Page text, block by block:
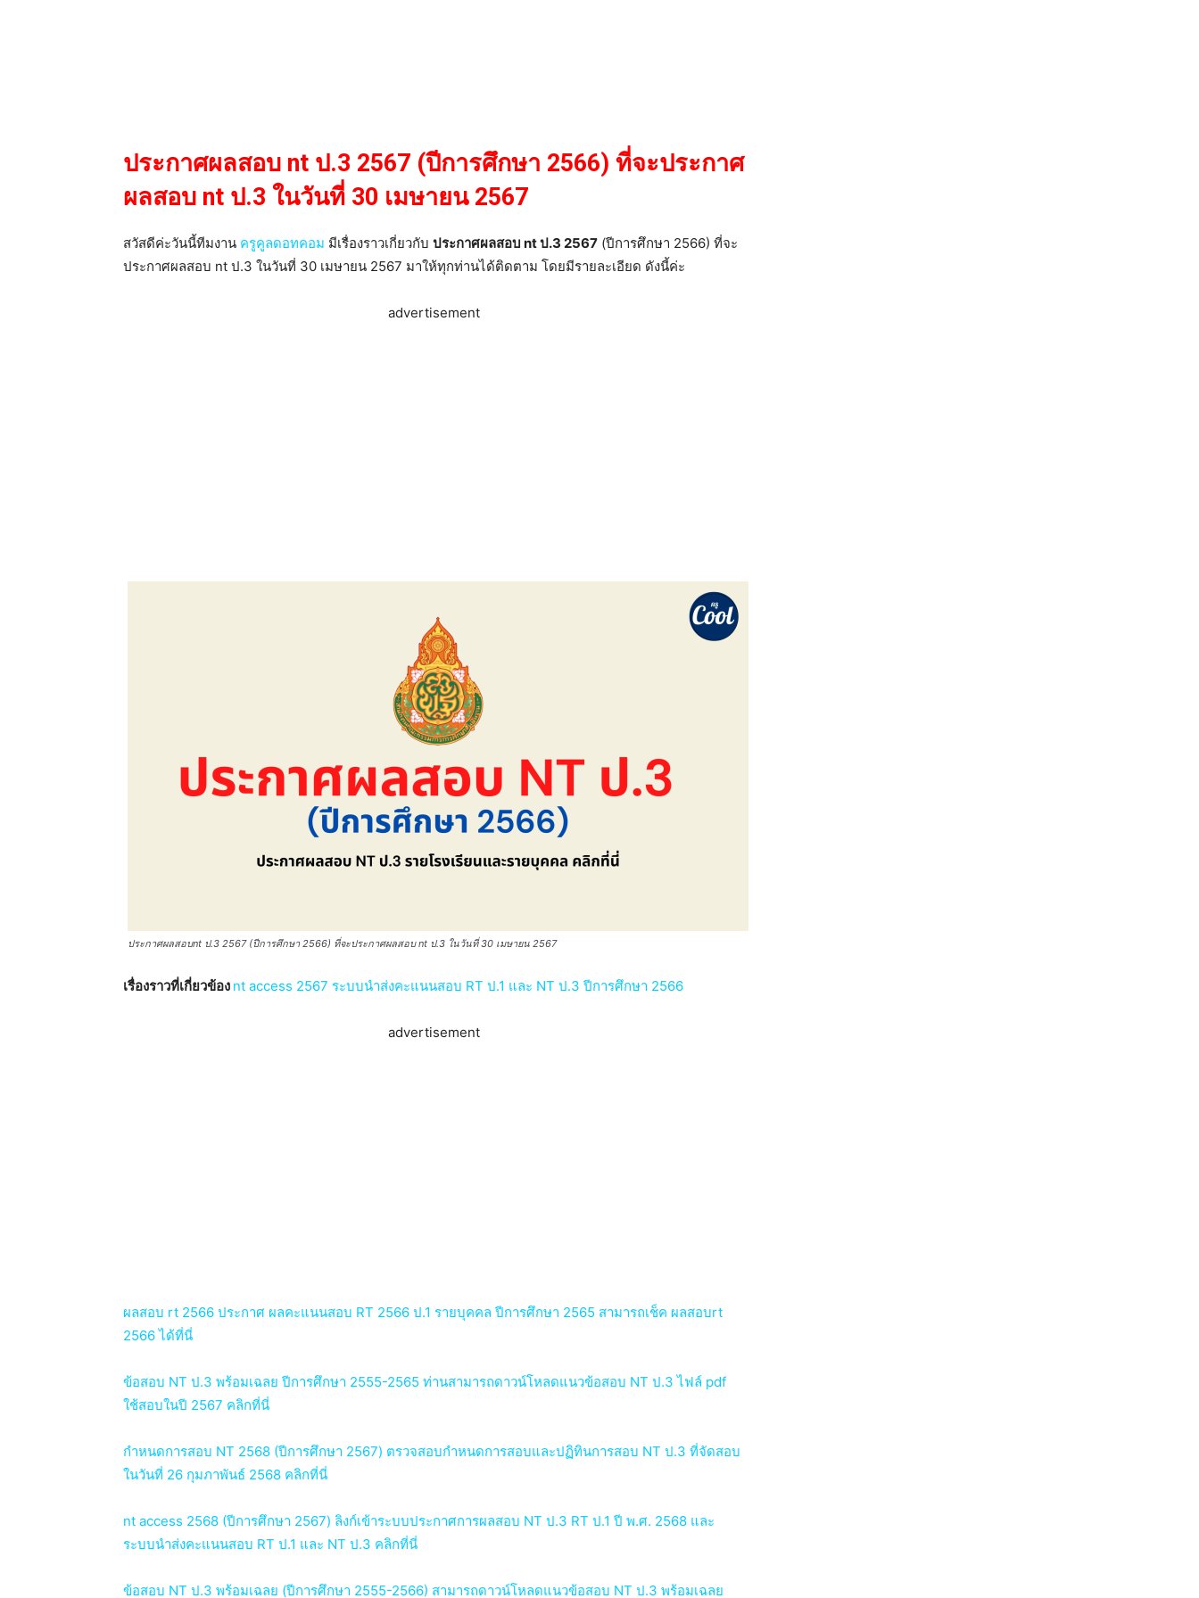
ประกาศผลสอบ nt ป.3 2567 (ปีการศึกษา 2566) ที่จะประกาศ
ผลสอบ nt ป.3 ในวันที่ 30 เมษายน 2567
สวัสดีค่ะวันนี้ทีมงาน ครูคูลดอทคอม มีเรื่องราวเกี่ยวกับ ประกาศผลสอบ nt ป.3 2567 (ปีการศึกษา 2566) ที่จะ
ประกาศผลสอบ nt ป.3 ในวันที่ 30 เมษายน 2567 มาให้ทุกท่านได้ติดตาม โดยมีรายละเอียด ดังนี้ค่ะ
advertisement
ประกาศผลสอบnt ป.3 2567 (ปีการศึกษา 2566) ที่จะประกาศผลสอบ nt ป.3 ในวันที่ 30 เมษายน 2567
เรื่องราวที่เกี่ยวข้อง nt access 2567 ระบบนำส่งคะแนนสอบ RT ป.1 และ NT ป.3 ปีการศึกษา 2566
advertisement
ผลสอบ rt 2566 ประกาศ ผลคะแนนสอบ RT 2566 ป.1 รายบุคคล ปีการศึกษา 2565 สามารถเช็ค ผลสอบrt
2566 ได้ที่นี่
ข้อสอบ NT ป.3 พร้อมเฉลย ปีการศึกษา 2555-2565 ท่านสามารถดาวน์โหลดแนวข้อสอบ NT ป.3 ไฟล์ pdf
ใช้สอบในปี 2567 คลิกที่นี่
กำหนดการสอบ NT 2568 (ปีการศึกษา 2567) ตรวจสอบกำหนดการสอบและปฏิทินการสอบ NT ป.3 ที่จัดสอบ
ในวันที่ 26 กุมภาพันธ์ 2568 คลิกที่นี่
nt access 2568 (ปีการศึกษา 2567) ลิงก์เข้าระบบประกาศการผลสอบ NT ป.3 RT ป.1 ปี พ.ศ. 2568 และ
ระบบนำส่งคะแนนสอบ RT ป.1 และ NT ป.3 คลิกที่นี่
ข้อสอบ NT ป.3 พร้อมเฉลย (ปีการศึกษา 2555-2566) สามารถดาวน์โหลดแนวข้อสอบ NT ป.3 พร้อมเฉลย